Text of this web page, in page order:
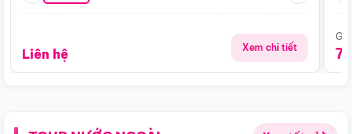
Liên hệ Xem chi tiết